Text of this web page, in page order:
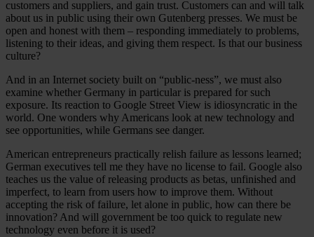
customers and suppliers, and gain trust. Customers can and will talk
about us in public using their own Gutenberg presses. We must be
open and honest with them – responding immediately to problems,
listening to their ideas, and giving them respect. Is that our business
culture?
And in an Internet society built on “public-ness”, we must also
examine whether Germany in particular is prepared for such
exposure. Its reaction to Google Street View is idiosyncratic in the
world. One wonders why Americans look at new technology and
see opportunities, while Germans see danger.
American entrepreneurs practically relish failure as lessons learned;
German executives tell me they have no license to fail. Google also
teaches us the value of releasing products as betas, unfinished and
imperfect, to learn from users how to improve them. Without
accepting the risk of failure, let alone in public, how can there be
innovation? And will government be too quick to regulate new
technology even before it is used?